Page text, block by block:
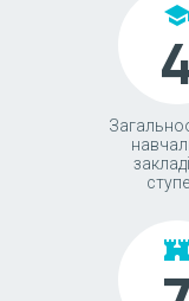
school
закладів
fort